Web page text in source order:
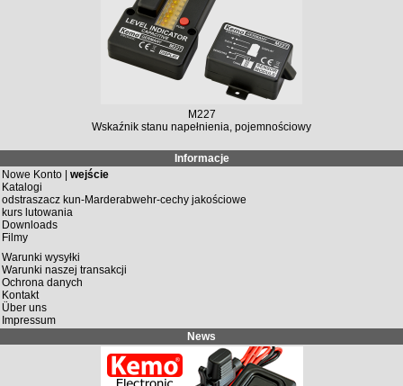
M227
Wskaźnik stanu napełnienia, pojemnościowy
Informacje
Nowe Konto | wejście
Katalogi
odstraszacz kun-Marderabwehr-cechy jakościowe
kurs lutowania
Downloads
Filmy
Warunki wysyłki
Warunki naszej transakcji
Ochrona danych
Kontakt
Über uns
Impressum
News